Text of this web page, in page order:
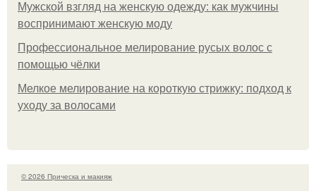
Мужской взгляд на женскую одежду: как мужчины
воспринимают женскую моду
Профессиональное мелирование русых волос с
помощью чёлки
Мелкое мелирование на короткую стрижку: подход к
уходу за волосами
© 2026 Прическа и макияж